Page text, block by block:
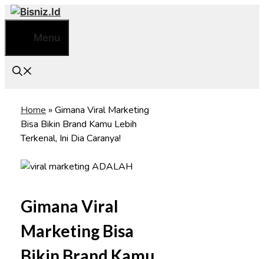
Skip
contentMenu
Home » Gimana Viral Marketing
Bisa Bikin Brand Kamu Lebih
Terkenal, Ini Dia Caranya!
Gimana Viral
Marketing Bisa